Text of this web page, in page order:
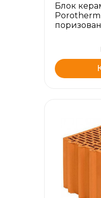
Блок
Porotherm